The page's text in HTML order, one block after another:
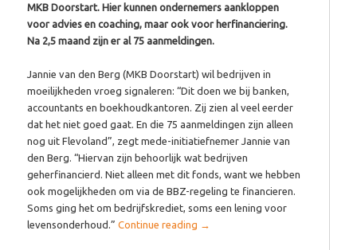
MKB Doorstart. Hier kunnen ondernemers aankloppen
voor advies en coaching, maar ook voor herfinanciering.
Na 2,5 maand zijn er al 75 aanmeldingen.
Jannie van den Berg (MKB Doorstart) wil bedrijven in
moeilijkheden vroeg signaleren: “Dit doen we bij banken,
accountants en boekhoudkantoren. Zij zien al veel eerder
dat het niet goed gaat. En die 75 aanmeldingen zijn alleen
nog uit Flevoland”, zegt mede-initiatiefnemer Jannie van
den Berg. “Hiervan zijn behoorlijk wat bedrijven
geherfinancierd. Niet alleen met dit fonds, want we hebben
ook mogelijkheden om via de BBZ-regeling te financieren.
Soms ging het om bedrijfskrediet, soms een lening voor
levensonderhoud.”Continue reading →